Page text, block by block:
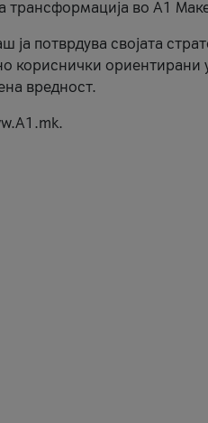
трансформација во А1
потврдува својата
кориснички ориентирани
вредност.